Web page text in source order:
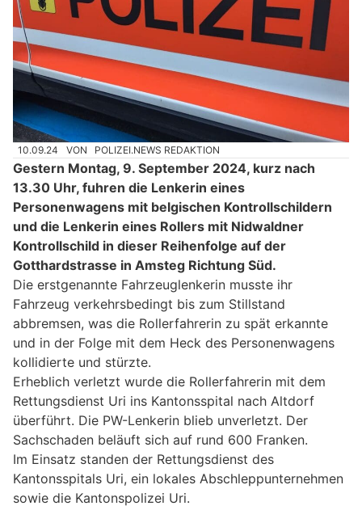
10.09.24 VON POLIZEI.NEWS REDAKTION
Gestern Montag, 9. September 2024, kurz nach
13.30 Uhr, fuhren die Lenkerin eines
Personenwagens mit belgischen Kontrollschildern
und die Lenkerin eines Rollers mit Nidwaldner
Kontrollschild in dieser Reihenfolge auf der
Gotthardstrasse in Amsteg Richtung Süd.
Die erstgenannte Fahrzeuglenkerin musste ihr
Fahrzeug verkehrsbedingt bis zum Stillstand
abbremsen, was die Rollerfahrerin zu spät erkannte
und in der Folge mit dem Heck des Personenwagens
kollidierte und stürzte.
Erheblich verletzt wurde die Rollerfahrerin mit dem
Rettungsdienst Uri ins Kantonsspital nach Altdorf
überführt. Die PW-Lenkerin blieb unverletzt. Der
Sachschaden beläuft sich auf rund 600 Franken.
Im Einsatz standen der Rettungsdienst des
Kantonsspitals Uri, ein lokales Abschleppunternehmen
sowie die Kantonspolizei Uri.